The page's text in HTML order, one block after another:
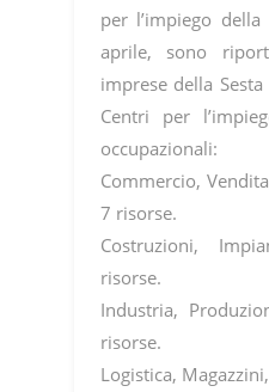
per l’impiego
aprile, sono
imprese della
Centri per
occupazionali:
Commercio,
7 risorse.
Costruzioni,
risorse.
Industria,
risorse.
Logistica,